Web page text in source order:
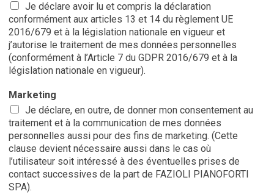
Je déclare avoir lu et compris la déclaration
conformément aux articles 13 et 14 du règlement UE
2016/679 et à la législation nationale en vigueur et
j’autorise le traitement de mes données personnelles
(conformément à l’Article 7 du GDPR 2016/679 et à la
législation nationale en vigueur).
Marketing
Je déclare, en outre, de donner mon consentement au
traitement et à la communication de mes données
personnelles aussi pour des fins de marketing. (Cette
clause devient nécessaire aussi dans le cas où
l’utilisateur soit intéressé à des éventuelles prises de
contact successives de la part de FAZIOLI PIANOFORTI
SPA).